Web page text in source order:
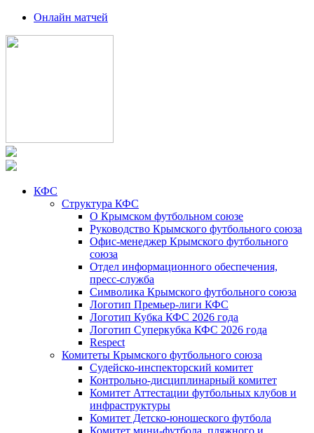
Онлайн матчей
КФС
Структура КФС
О Крымском футбольном союзе
Руководство Крымского футбольного союза
Офис-менеджер Крымского футбольного
союза
Отдел информационного обеспечения,
пресс-служба
Символика Крымского футбольного союза
Логотип Премьер-лиги КФС
Логотип Кубка КФС 2026 года
Логотип Суперкубка КФС 2026 года
Respect
Комитеты Крымского футбольного союза
Судейско-инспекторский комитет
Контрольно-дисциплинарный комитет
Комитет Аттестации футбольных клубов и
инфраструктуры
Комитет Детско-юношеского футбола
Комитет мини-футбола, пляжного и